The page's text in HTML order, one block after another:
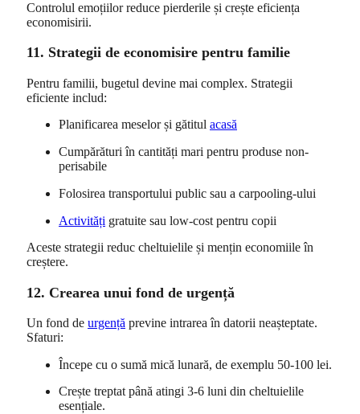
Controlul emoțiilor reduce pierderile și crește eficiența
economisirii.
11. Strategii de economisire pentru familie
Pentru familii, bugetul devine mai complex. Strategii
eficiente includ:
Planificarea meselor și gătitul acasă
Cumpărături în cantități mari pentru produse non-
perisabile
Folosirea transportului public sau a carpooling-ului
Activități gratuite sau low-cost pentru copii
Aceste strategii reduc cheltuielile și mențin economiile în
creștere.
12. Crearea unui fond de urgență
Un fond de urgență previne intrarea în datorii neașteptate.
Sfaturi:
Începe cu o sumă mică lunară, de exemplu 50-100 lei.
Crește treptat până atingi 3-6 luni din cheltuielile
esențiale.